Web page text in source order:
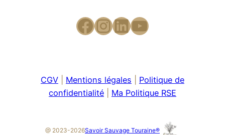
CGV Mentions légales
Politique de
confidentialité
Ma Politique RSE
@ 2023-2026Savoir Sauvage Touraine®